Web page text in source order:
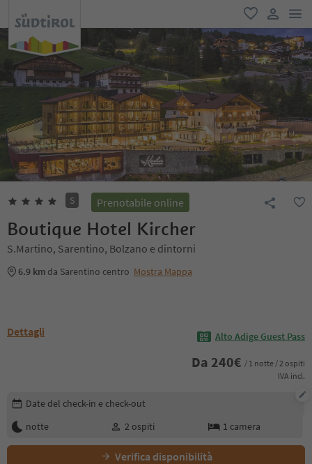
favoriti
user link
S Prenotabile online
Boutique Hotel Kircher
S.Martino, Sarentino, Bolzano e dintorni
6.9 km da Sarentino centro Mostra Mappa
Dettagli Alto Adige Guest Pass
Da 240€ / 1 notte / 2 ospiti
IVA incl.
Modifica i dettagli della prenotazione
Date del check-in e check-out
notte
2 ospiti 1 camera
Verifica disponibilità